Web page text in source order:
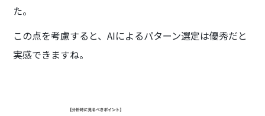
た。
この点を考慮すると、AIによるパターン選定は優秀だと
実感できますね。